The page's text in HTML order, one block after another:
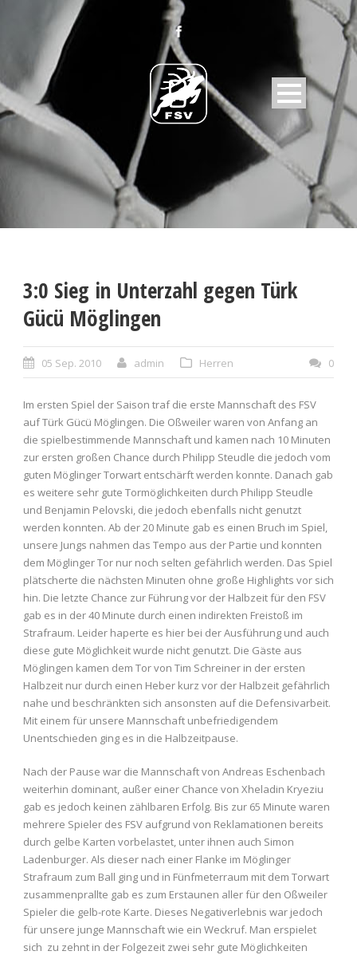
3:0 Sieg in Unterzahl gegen Türk
Gücü Möglingen
05 Sep. 2010 admin Herren 0
Im ersten Spiel der Saison traf die erste Mannschaft des FSV
auf Türk Gücü Möglingen. Die Oßweiler waren von Anfang an
die spielbestimmende Mannschaft und kamen nach 10 Minuten
zur ersten großen Chance durch Philipp Steudle die jedoch vom
guten Möglinger Torwart entschärft werden konnte. Danach gab
es weitere sehr gute Tormöglichkeiten durch Philipp Steudle
und Benjamin Pelovski, die jedoch ebenfalls nicht genutzt
werden konnten. Ab der 20 Minute gab es einen Bruch im Spiel,
unsere Jungs nahmen das Tempo aus der Partie und konnten
dem Möglinger Tor nur noch selten gefährlich werden. Das Spiel
plätscherte die nächsten Minuten ohne große Highlights vor sich
hin. Die letzte Chance zur Führung vor der Halbzeit für den FSV
gab es in der 40 Minute durch einen indirekten Freistoß im
Strafraum. Leider haperte es hier bei der Ausführung und auch
diese gute Möglichkeit wurde nicht genutzt. Die Gäste aus
Möglingen kamen dem Tor von Tim Schreiner in der ersten
Halbzeit nur durch einen Heber kurz vor der Halbzeit gefährlich
nahe und beschränkten sich ansonsten auf die Defensivarbeit.
Mit einem für unsere Mannschaft unbefriedigendem
Unentschieden ging es in die Halbzeitpause.
Nach der Pause war die Mannschaft von Andreas Eschenbach
weiterhin dominant, außer einer Chance von Xheladin Kryeziu
gab es jedoch keinen zählbaren Erfolg. Bis zur 65 Minute waren
mehrere Spieler des FSV aufgrund von Reklamationen bereits
durch gelbe Karten vorbelastet, unter ihnen auch Simon
Ladenburger. Als dieser nach einer Flanke im Möglinger
Strafraum zum Ball ging und in Fünfmeterraum mit dem Torwart
zusammenprallte gab es zum Erstaunen aller für den Oßweiler
Spieler die gelb-rote Karte. Dieses Negativerlebnis war jedoch
für unsere junge Mannschaft wie ein Weckruf. Man erspielet
sich zu zehnt in der Folgezeit zwei sehr gute Möglichkeiten